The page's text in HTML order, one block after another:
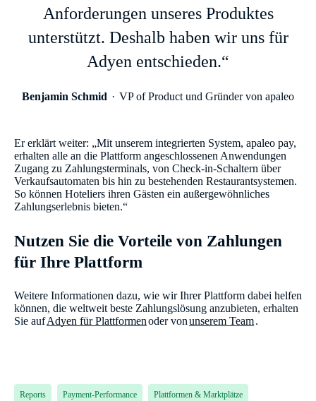
Anforderungen unseres Produktes
unterstützt. Deshalb haben wir uns für
Adyen entschieden.“
Benjamin Schmid VP of Product und Gründer von apaleo
Er erklärt weiter: „Mit unserem integrierten System, apaleo pay,
erhalten alle an die Plattform angeschlossenen Anwendungen
Zugang zu Zahlungsterminals, von Check-in-Schaltern über
Verkaufsautomaten bis hin zu bestehenden Restaurantsystemen.
So können Hoteliers ihren Gästen ein außergewöhnliches
Zahlungserlebnis bieten.“
Nutzen Sie die Vorteile von Zahlungen
für Ihre Plattform
Weitere Informationen dazu, wie wir Ihrer Plattform dabei helfen
können, die weltweit beste Zahlungslösung anzubieten, erhalten
Sie aufAdyen für Plattformenoder vonunserem Team.
Reports Payment-Performance Plattformen & Marktplätze